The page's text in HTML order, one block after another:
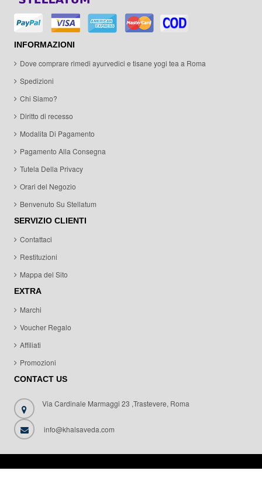
INFORMAZIONI
Dove comprare rimedi ayurvedici e tisane yogi tea a Roma
Spedizioni
Chi Siamo?
Diritto di recesso
Modalita Di Pagamento
Pagamento Alla Consegna
Tutela Della Privacy
Orari del Negozio
Benvenuto Su Stellatum
SERVIZIO CLIENTI
Contattaci
Restituzioni
Mappa del Sito
EXTRA
Marchi
Voucher Regalo
Affiliati
Promozioni
CONTACT US
Via Cardinale Marmaggi 23 ,Trastevere, Roma
info@khalsaveda.com
© KhalsaVeda 2015. All right reserved.